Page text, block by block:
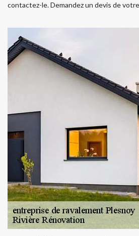
contactez-le. Demandez un devis de